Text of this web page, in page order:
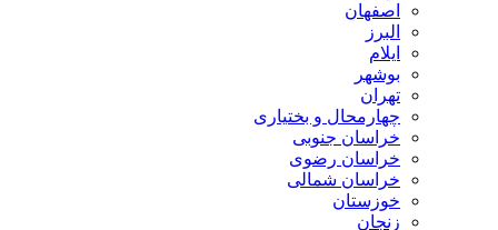
اصفهان
البرز
ایلام
بوشهر
تهران
چهارمحال و بختیاری
خراسان جنوبی
خراسان رضوی
خراسان شمالی
خوزستان
زنجان